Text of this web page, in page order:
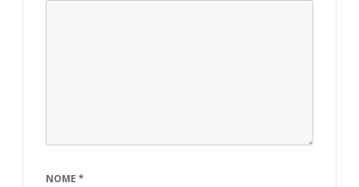
NOME *